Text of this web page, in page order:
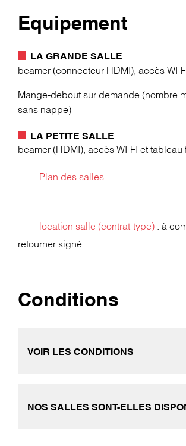
Equipement
LA GRANDE SALLE
beamer (connecteur HDMI), accès WI-FI.
Mange-debout sur demande (nombre
sans nappe)
LA PETITE SALLE
beamer (HDMI), accès WI-FI et tableau
Plan des salles
location salle (contrat-type) : à
retourner signé
Conditions
VOIR LES CONDITIONS
NOS SALLES SONT-ELLES